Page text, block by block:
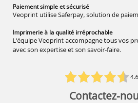
Paiement simpleet sécurisé
Veoprint utilise Saferpay, solution de
Imprimerie à la qualité irréprochable
L’équipe Veoprint accompagne tous vos
avec son expertise et son savoir-faire.
Contactez-